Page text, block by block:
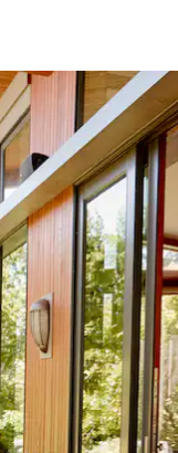
dolje, kao i dodirom ili